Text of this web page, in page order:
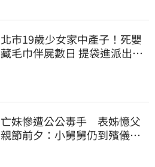
北市19歲少女家中產子！死嬰
藏毛巾伴屍數日 提袋進派出所
亡妹慘遭公公毒手 表姊憶父
親節前夕：小舅舅仍到殯儀館